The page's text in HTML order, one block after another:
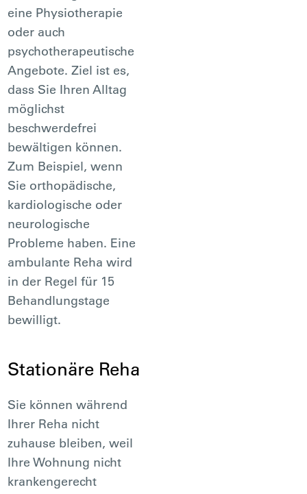
eine Physiotherapie
oder auch
psychotherapeutische
Angebote. Ziel ist es,
dass Sie Ihren Alltag
möglichst
beschwerdefrei
bewältigen können.
Zum Beispiel, wenn
Sie orthopädische,
kardiologische oder
neurologische
Probleme haben. Eine
ambulante Reha wird
in der Regel für 15
Behandlungstage
bewilligt.
Stationäre Reha
Sie können während
Ihrer Reha nicht
zuhause bleiben, weil
Ihre Wohnung nicht
krankengerecht